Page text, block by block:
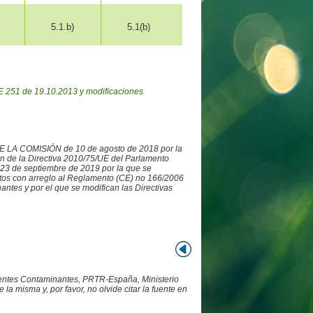
5.1.b) 5.1(b)
251 de 19.10.2013 y modificaciones
LA COMISIÓN de 10 de agosto de 2018 por la
de la Directiva 2010/75/UE del Parlamento
de septiembre de 2019 por la que se
con arreglo al Reglamento (CE) no 166/2006
y por el que se modifican las Directivas
Contaminantes, PRTR-España, Ministerio
misma y, por favor, no olvide citar la fuente en